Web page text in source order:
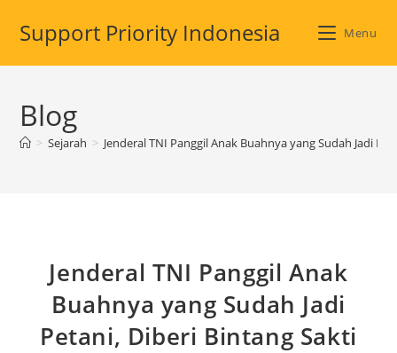
Support Priority Indonesia Menu
Blog
> Sejarah > Jenderal TNI Panggil Anak Buahnya yang Sudah Jadi
Jenderal TNI Panggil Anak
Buahnya yang Sudah Jadi
Petani, Diberi Bintang Sakti